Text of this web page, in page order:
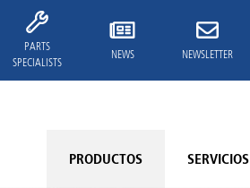
PARTS
SPECIALISTS
NEWS NEWSLETTER
PRODUCTOS
SERVICIOS